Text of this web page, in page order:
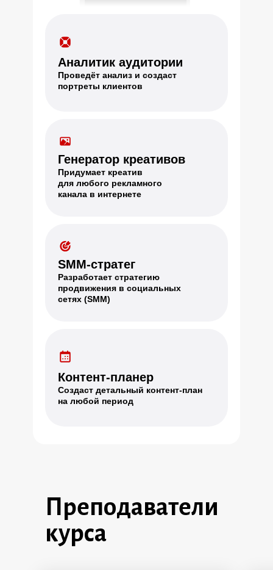
Генератор креативов
Придумает креатив
для любого рекламного
канала в интернете
Контент-планер
Создаст детальный контент-план
на любой период
SMM-стратег
Разработает стратегию
продвижения в социальных
сетях (SMM)
Аналитик аудитории
Проведёт анализ и создаст
портреты клиентов
Преподаватели
курса